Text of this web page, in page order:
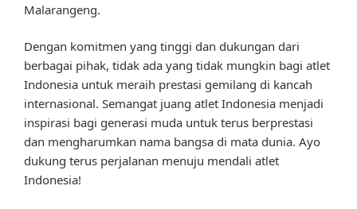
Malarangeng.
Dengan komitmen yang tinggi dan dukungan dari
berbagai pihak, tidak ada yang tidak mungkin bagi atlet
Indonesia untuk meraih prestasi gemilang di kancah
internasional. Semangat juang atlet Indonesia menjadi
inspirasi bagi generasi muda untuk terus berprestasi
dan mengharumkan nama bangsa di mata dunia. Ayo
dukung terus perjalanan menuju mendali atlet
Indonesia!